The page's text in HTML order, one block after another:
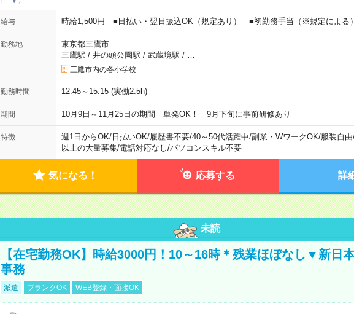
給与 時給1,500円 ■日払い・翌日振込OK（規定あり） ■初勤務手当（※規定による）
勤務地
東京都三鷹市
三鷹駅 / 井の頭公園駅 / 武蔵境駅 /
三鷹市内の各小学校
勤務時間 12:45～15:15 (実働2.5h)
期間 10月9日～11月25日の期間 単発OK！ 9月下旬に事前研修あり
特徴 週1日からOK/日払いOK/履歴書不要/40～50代活躍中/副業・WワークOK/服装自由
以上の大量募集/電話対応なし/パソコンスキル不要
気になる！ 応募する 詳
未読
【在宅勤務OK】時給3000円！10～16時＊残業ほぼなし▼新日
事務
派遣 ブランクOK WEB登録・面接OK